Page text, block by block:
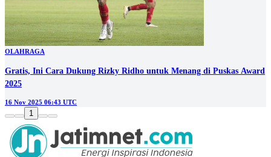
OLAHRAGA
Gratis, Ini Cara Dukung Rizky Ridho untuk Menang di Puskas Award
2025
16 Nov 2025 06:43 UTC
1